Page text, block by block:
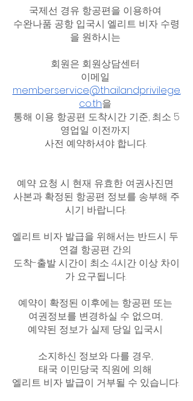
국제선 경유 항공편을 이용하여
수완나품 공항 입국시 엘리트 비자 수령
을 원하시는
회원은 회원상담센터
이메일
memberservice@thailandprivilege.
co.th을
통해 이용 항공편 도착시간 기준, 최소 5
영업일 이전까지
사전 예약하셔야 합니다.
예약 요청 시 현재 유효한 여권사진면
사본과 확정된 항공편 정보를 송부해 주
시기 바랍니다.
엘리트 비자 발급을 위해서는 반드시 두
연결 항공편 간의
도착-출발 시간이 최소 4시간 이상 차이
가 요구됩니다.
예약이 확정된 이후에는 항공편 또는
여권정보를 변경하실 수 없으며,
예약된 정보가 실제 당일 입국시
소지하신 정보와 다를 경우,
태국 이민당국 직원에 의해
엘리트 비자 발급이 거부될 수 있습니다.